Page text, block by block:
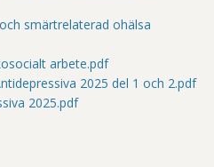
smärtrelaterad ohälsa
arbete.pdf
2025 del 1 och 2.pdf
2025.pdf